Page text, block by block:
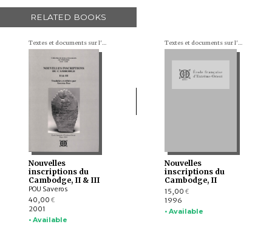
RELATED BOOKS
Textes et documents sur l'Indochine
Nouvelles
inscriptions du
Cambodge, II & III
POU Saveros
40,00 €
2001
• Available
Textes et documents sur l'Indochine
Nouvelles
inscriptions du
Cambodge, II
15,00 €
1996
• Available